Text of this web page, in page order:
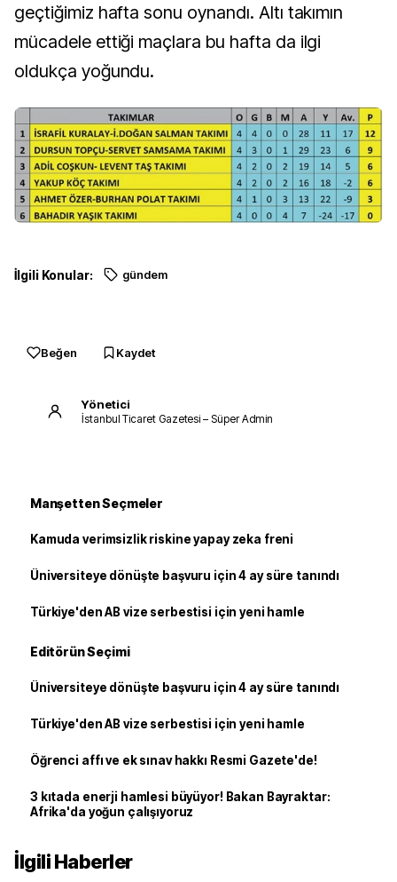
geçtiğimiz hafta sonu oynandı. Altı takımın
mücadele ettiği maçlara bu hafta da ilgi
oldukça yoğundu.
İlgili Konular: gündem
Beğen Kaydet
Yönetici
İstanbul Ticaret Gazetesi – Süper Admin
Manşetten Seçmeler
Kamuda verimsizlik riskine yapay zeka freni
Üniversiteye dönüşte başvuru için 4 ay süre tanındı
Türkiye'den AB vize serbestisi için yeni hamle
Editörün Seçimi
Üniversiteye dönüşte başvuru için 4 ay süre tanındı
Türkiye'den AB vize serbestisi için yeni hamle
Öğrenci affı ve ek sınav hakkı Resmi Gazete'de!
3 kıtada enerji hamlesi büyüyor! Bakan Bayraktar:
Afrika'da yoğun çalışıyoruz
İlgili Haberler